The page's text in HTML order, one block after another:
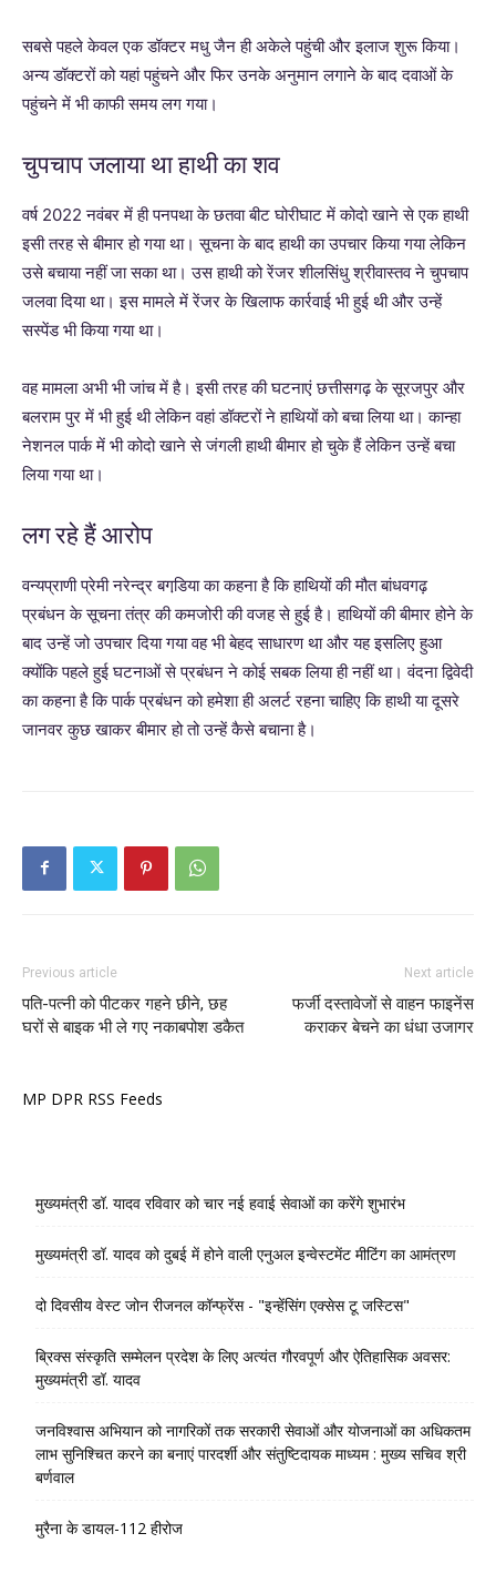
सबसे पहले केवल एक डॉक्टर मधु जैन ही अकेले पहुंची और इलाज शुरू किया।
अन्य डॉक्टरों को यहां पहुंचने और फिर उनके अनुमान लगाने के बाद दवाओं के
पहुंचने में भी काफी समय लग गया।
चुपचाप जलाया था हाथी का शव
वर्ष 2022 नवंबर में ही पनपथा के छतवा बीट घोरीघाट में कोदो खाने से एक हाथी
इसी तरह से बीमार हो गया था। सूचना के बाद हाथी का उपचार किया गया लेकिन
उसे बचाया नहीं जा सका था। उस हाथी को रेंजर शीलसिंधु श्रीवास्तव ने चुपचाप
जलवा दिया था। इस मामले में रेंजर के खिलाफ कार्रवाई भी हुई थी और उन्हें
सस्पेंड भी किया गया था।
वह मामला अभी भी जांच में है। इसी तरह की घटनाएं छत्तीसगढ़ के सूरजपुर और
बलराम पुर में भी हुई थी लेकिन वहां डॉक्टरों ने हाथियों को बचा लिया था। कान्हा
नेशनल पार्क में भी कोदो खाने से जंगली हाथी बीमार हो चुके हैं लेकिन उन्हें बचा
लिया गया था।
लग रहे हैं आरोप
वन्यप्राणी प्रेमी नरेन्द्र बगडि़या का कहना है कि हाथियों की मौत बांधवगढ़
प्रबंधन के सूचना तंत्र की कमजोरी की वजह से हुई है। हाथियों की बीमार होने के
बाद उन्हें जो उपचार दिया गया वह भी बेहद साधारण था और यह इसलिए हुआ
क्योंकि पहले हुई घटनाओं से प्रबंधन ने कोई सबक लिया ही नहीं था। वंदना द्विवेदी
का कहना है कि पार्क प्रबंधन को हमेशा ही अलर्ट रहना चाहिए कि हाथी या दूसरे
जानवर कुछ खाकर बीमार हो तो उन्हें कैसे बचाना है।
Previous article
पति-पत्नी को पीटकर गहने छीने, छह
घरों से बाइक भी ले गए नकाबपोश डकैत
Next article
फर्जी दस्तावेजों से वाहन फाइनेंस
कराकर बेचने का धंधा उजागर
MP DPR RSS Feeds
मुख्यमंत्री डॉ. यादव रविवार को चार नई हवाई सेवाओं का करेंगे शुभारंभ
मुख्यमंत्री डॉ. यादव को दुबई में होने वाली एनुअल इन्वेस्टमेंट मीटिंग का आमंत्रण
दो दिवसीय वेस्ट जोन रीजनल कॉन्फ्रेंस - "इन्हेंसिंग एक्सेस टू जस्टिस"
ब्रिक्स संस्कृति सम्मेलन प्रदेश के लिए अत्यंत गौरवपूर्ण और ऐतिहासिक अवसर:
मुख्यमंत्री डॉ. यादव
जनविश्वास अभियान को नागरिकों तक सरकारी सेवाओं और योजनाओं का अधिकतम
लाभ सुनिश्चित करने का बनाएं पारदर्शी और संतुष्टिदायक माध्यम : मुख्य सचिव श्री
बर्णवाल
मुरैना के डायल-112 हीरोज